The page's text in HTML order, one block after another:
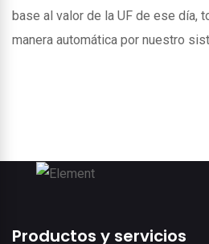
base al valor de la UF de ese día,
manera automática por nuestro
Productos y servicios